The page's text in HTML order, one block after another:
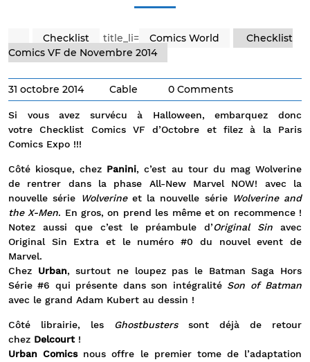
Checklist title_li= Comics World
Checklist
Comics VF de Novembre 2014
31 octobre 2014 Cable 0 Comments
Si vous avez survécu à Halloween, embarquez donc
votre Checklist Comics VF d’Octobre et filez à la Paris
Comics Expo !!!
Côté kiosque, chez Panini, c’est au tour du mag Wolverine
de rentrer dans la phase All-New Marvel NOW! avec la
nouvelle série
Wolverineet la nouvelle série Wolverine and
the X-Men. En gros, on prend les même et on recommence !
Notez aussi que c’est le préambule d’Original Sin avec
Original Sin Extra et le numéro #0 du nouvel event de
Marvel.
Chez Urban, surtout ne loupez pas le Batman Saga Hors
Série #6 qui présente dans son intégralité Son of Batman
avec le grand Adam Kubert au dessin !
Côté librairie, les Ghostbusterssont déjà de retour
chez Delcourt!
Urban Comicsnous offre le premier tome de l’adaptation